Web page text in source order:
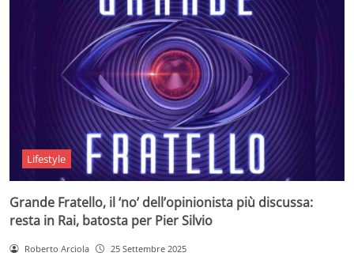
Lifestyle
Grande Fratello, il ‘no’ dell’opinionista più discussa:
resta in Rai, batosta per Pier Silvio
Roberto Arciola 25 Settembre 2025